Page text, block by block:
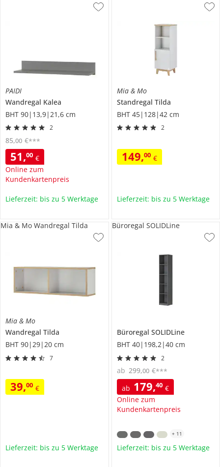
PAIDI
Wandregal Kalea
BHT 90|13,9|21,6 cm
2
51,00 €
Online zum
Kundenkartenpreis
85,00 €***
Lieferzeit: bis zu 5 Werktage
Mia & Mo
Standregal Tilda
BHT 45|128|42 cm
2
149,00 €
Lieferzeit: bis zu 5 Werktage
Mia & Mo
Wandregal Tilda
BHT 90|29|20 cm
7
39,00 €
Mia & Mo Wandregal Tilda
Lieferzeit: bis zu 5 Werktage
Büroregal SOLIDLine
BHT 40|198,2|40 cm
2
ab 179,40 €
Online zum
Kundenkartenpreis
ab 299,00 €***
Büroregal SOLIDLine
+ 11
Lieferzeit: bis zu 5 Werktage